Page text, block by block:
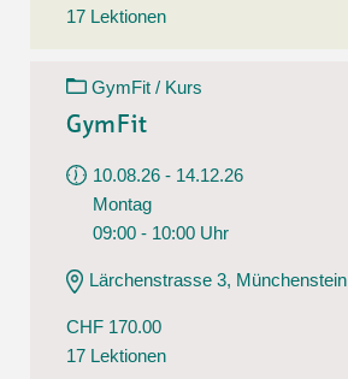
17 Lektionen
GymFit / Kurs
GymFit
10.08.26 - 14.12.26
Montag
09:00 - 10:00 Uhr
Lärchenstrasse 3, Münchenstein
CHF 170.00
17 Lektionen